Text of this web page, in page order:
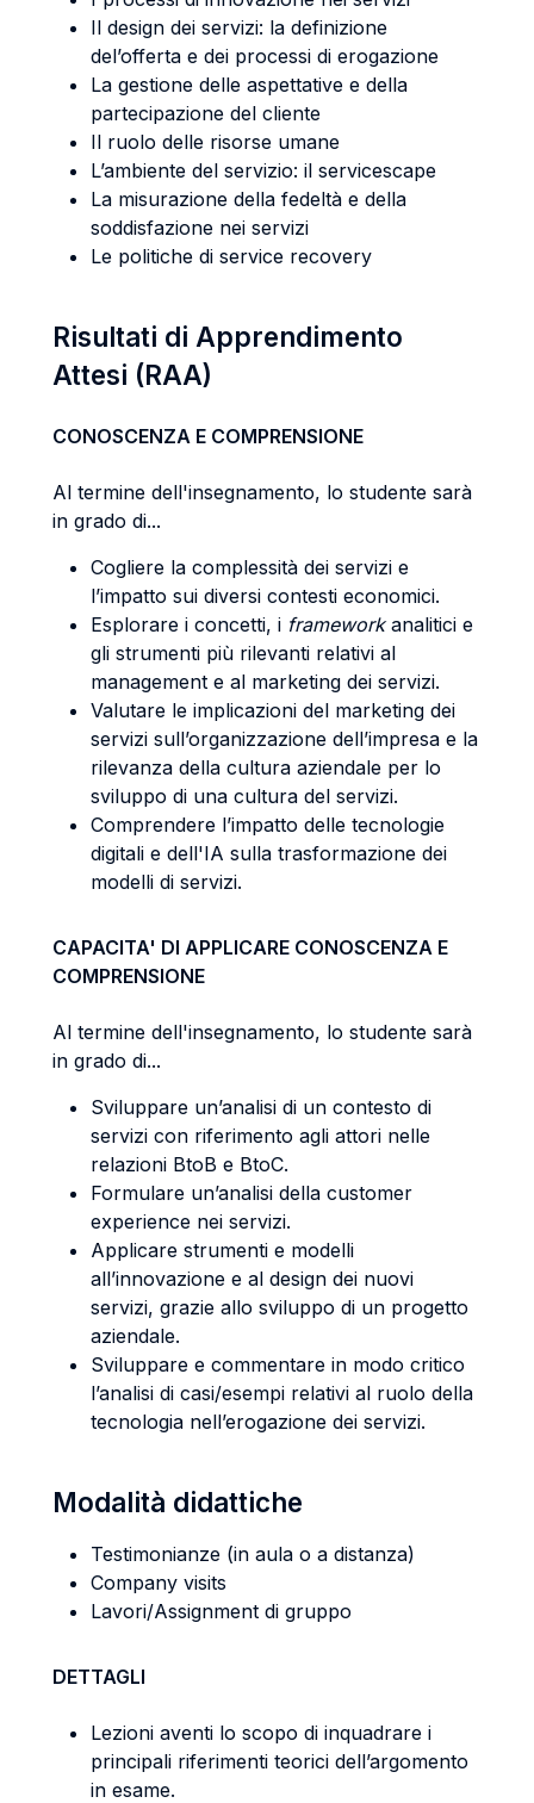
Il design dei servizi: la definizione
del’offerta e dei processi di erogazione
La gestione delle aspettative e della
partecipazione del cliente
Il ruolo delle risorse umane
L’ambiente del servizio: il servicescape
La misurazione della fedeltà e della
soddisfazione nei servizi
Le politiche di service recovery
Risultati di Apprendimento
Attesi (RAA)
CONOSCENZA E COMPRENSIONE
Al termine dell'insegnamento, lo studente sarà
in grado di...
Cogliere la complessità dei servizi e
l’impatto sui diversi contesti economici.
Esplorare i concetti, i frameworkanalitici e
gli strumenti più rilevanti relativi al
management e al marketing dei servizi.
Valutare le implicazioni del marketing dei
servizi sull’organizzazione dell’impresa e la
rilevanza della cultura aziendale per lo
sviluppo di una cultura del servizi.
Comprendere l’impatto delle tecnologie
digitali e dell'IA sulla trasformazione dei
modelli di servizi.
CAPACITA' DI APPLICARE CONOSCENZA E
COMPRENSIONE
Al termine dell'insegnamento, lo studente sarà
in grado di...
Sviluppare un’analisi di un contesto di
servizi con riferimento agli attori nelle
relazioni BtoB e BtoC.
Formulare un’analisi della customer
experience nei servizi.
Applicare strumenti e modelli
all’innovazione e al design dei nuovi
servizi, grazie allo sviluppo di un progetto
aziendale.
Sviluppare e commentare in modo critico
l’analisi di casi/esempi relativi al ruolo della
tecnologia nell’erogazione dei servizi.
Modalità didattiche
Testimonianze (in aula o a distanza)
Company visits
Lavori/Assignment di gruppo
DETTAGLI
Lezioni aventi lo scopo di inquadrare i
principali riferimenti teorici dell’argomento
in esame.